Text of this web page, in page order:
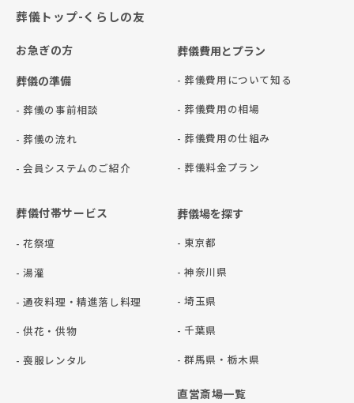
葬儀トップ-くらしの友
お急ぎの方
葬儀の準備
- 葬儀の事前相談
- 葬儀の流れ
- 会員システムのご紹介
葬儀費用とプラン
- 葬儀費用について知る
- 葬儀費用の相場
- 葬儀費用の仕組み
- 葬儀料金プラン
葬儀付帯サービス
- 花祭壇
- 湯灌
- 通夜料理・精進落し料理
- 供花・供物
- 喪服レンタル
葬儀場を探す
- 東京都
- 神奈川県
- 埼玉県
- 千葉県
- 群⾺県・栃⽊県
直営斎場一覧